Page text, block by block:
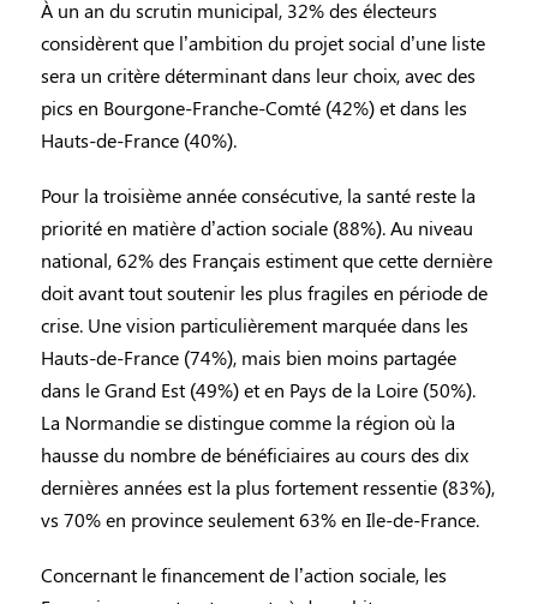
À un an du scrutin municipal, 32% des électeurs
considèrent que l’ambition du projet social d’une liste
sera un critère déterminant dans leur choix, avec des
pics en Bourgone-Franche-Comté (42%) et dans les
Hauts-de-France (40%).
Pour la troisième année consécutive, la santé reste la
priorité en matière d’action sociale (88%). Au niveau
national, 62% des Français estiment que cette dernière
doit avant tout soutenir les plus fragiles en période de
crise. Une vision particulièrement marquée dans les
Hauts-de-France (74%), mais bien moins partagée
dans le Grand Est (49%) et en Pays de la Loire (50%).
La Normandie se distingue comme la région où la
hausse du nombre de bénéficiaires au cours des dix
dernières années est la plus fortement ressentie (83%),
vs 70% en province seulement 63% en Ile-de-France.
Concernant le financement de l’action sociale, les